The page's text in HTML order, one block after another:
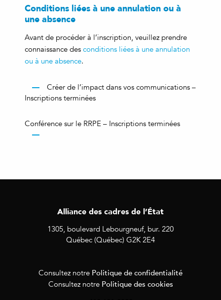
Conditions liées à une annulation ou à
une absence
Avant de procéder à l’inscription, veuillez prendre
connaissance des conditions liées à une annulation
ou à une absence.
Créer de l’impact dans vos communications –
Inscriptions terminées
Conférence sur le RRPE – Inscriptions terminées
Alliance des cadres de l’État
1305, boulevard Lebourgneuf, bur. 220
Québec (Québec) G2K 2E4
Consultez notre Politique de confidentialité
Consultez notre Politique des cookies